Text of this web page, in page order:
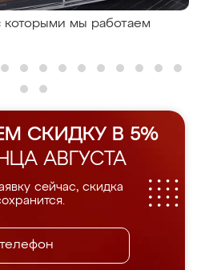
которыми мы работаем
СКИДКУ В 5%
АВГУСТА
сейчас, скидка